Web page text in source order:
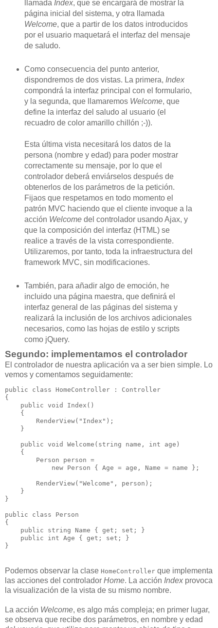
llamada Index, que se encargará de mostrar la
página inicial del sistema, y otra llamada
Welcome, que a partir de los datos introducidos
por el usuario maquetará el interfaz del mensaje
de saludo.
Como consecuencia del punto anterior,
dispondremos de dos vistas. La primera, Index
compondrá la interfaz principal con el formulario,
y la segunda, que llamaremos Welcome, que
define la interfaz del saludo al usuario (el
recuadro de color amarillo chillón ;-)).
Esta última vista necesitará los datos de la
persona (nombre y edad) para poder mostrar
correctamente su mensaje, por lo que el
controlador deberá enviárselos después de
obtenerlos de los parámetros de la petición.
Fijaos que respetamos en todo momento el
patrón MVC haciendo que el cliente invoque a la
acción Welcomedel controlador usando Ajax, y
que la composición del interfaz (HTML) se
realice a través de la vista correspondiente.
Utilizaremos, por tanto, toda la infraestructura del
framework MVC, sin modificaciones.
También, para añadir algo de emoción, he
incluido una página maestra, que definirá el
interfaz general de las páginas del sistema y
realizará la inclusión de los archivos adicionales
necesarios, como las hojas de estilo y scripts
como jQuery.
Segundo: implementamos el controlador
El controlador de nuestra aplicación va a ser bien simple. Lo
vemos y comentamos seguidamente:
public class HomeController : Controller
{
    public void Index()
    {
        RenderView("Index");
    }
    public void Welcome(string name, int age)
    {
        Person person =
            new Person { Age = age, Name = name };
        RenderView("Welcome", person);
    }
}
public class Person
{
    public string Name { get; set; }
    public int Age { get; set; }
}
Podemos observar la clase HomeController que implementa
las acciones del controlador Home. La acción Index provoca
la visualización de la vista de su mismo nombre.
La acción Welcome, es algo más compleja; en primer lugar,
se observa que recibe dos parámetros, en nombre y edad